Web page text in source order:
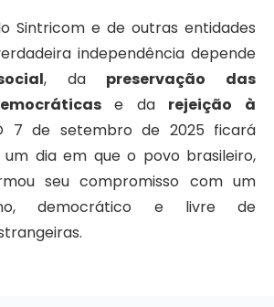
Sintricom e de outras entidades
independência depende
, da preservação das
e da rejeição à
7 de setembro de 2025 ficará
dia em que o povo brasileiro,
seu compromisso com um
democrático e livre de